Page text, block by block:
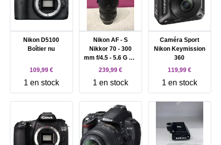
Nikon D5100
Boîtier nu
109,99 €
1 en stock
Nikon AF - S
Nikkor 70 - 300
mm f/4.5 - 5.6 G ED
VR
239,99 €
1 en stock
Caméra Sport
Nikon Keymission
360
119,99 €
1 en stock